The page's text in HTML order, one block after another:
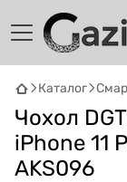
Каталог
Чохол
iPhone 11
AKS096
GAZIKAI
Онлайн ·
Привіт!